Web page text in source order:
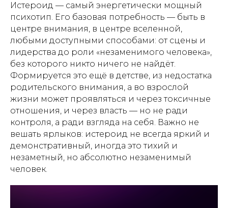
Истероид — самый энергетически мощный
психотип. Его базовая потребность — быть в
центре внимания, в центре вселенной,
любыми доступными способами: от сцены и
лидерства до роли «незаменимого человека»,
без которого никто ничего не найдёт.
Формируется это ещё в детстве, из недостатка
родительского внимания, а во взрослой
жизни может проявляться и через токсичные
отношения, и через власть — но не ради
контроля, а ради взгляда на себя. Важно не
вешать ярлыков: истероид не всегда яркий и
демонстративный, иногда это тихий и
незаметный, но абсолютно незаменимый
человек.